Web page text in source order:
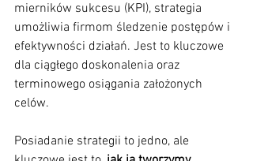
mierników sukcesu (KPI), strategia
umożliwia firmom śledzenie postępów i
efektywności działań. Jest to kluczowe
dla ciągłego doskonalenia oraz
terminowego osiągania założonych
celów.
Posiadanie strategii to jedno, ale